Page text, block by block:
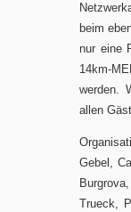
beim
nur eine
14km-
werden.
allen
Gebel,
Trueck,